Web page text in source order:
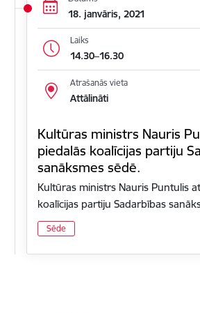
18. janvāris, 2021
Laiks
14.30–16.30
Atrašanās vieta
Attālināti
Kultūras ministrs Nauris
piedalās koalīcijas partiju
sanāksmes sēdē.
Kultūras ministrs Nauris Puntulis
koalīcijas partiju Sadarbības
Sēde